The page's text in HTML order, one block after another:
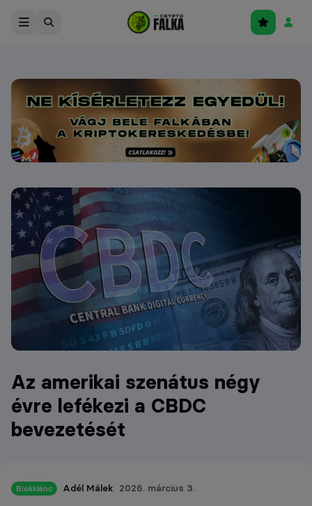
Az amerikai szenátus négy
évre lefékezi a CBDC
bevezetését
Blokklánc Adél Málek 2026. március 3.